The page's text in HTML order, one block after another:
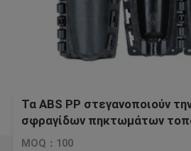
Τα ABS PP στεγανοποιούν
σφραγίδων πηκτωμάτων
σφιγκτήρας καλωδίου
MOQ：100